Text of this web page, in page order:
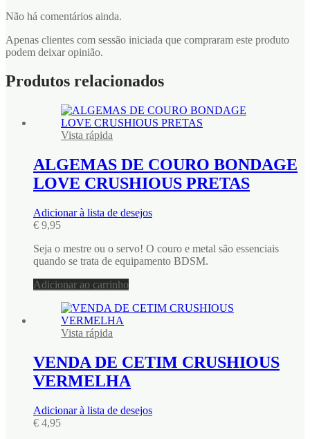
Não há comentários ainda.
Apenas clientes com sessão iniciada que compraram este produto
podem deixar opinião.
Produtos relacionados
Vista rápida
ALGEMAS DE COURO BONDAGE
LOVE CRUSHIOUS PRETAS
Adicionar à lista de desejos
€ 9,95
Seja o mestre ou o servo! O couro e metal são essenciais
quando se trata de equipamento BDSM.
Adicionar ao carrinho
Vista rápida
VENDA DE CETIM CRUSHIOUS
VERMELHA
Adicionar à lista de desejos
€ 4,95